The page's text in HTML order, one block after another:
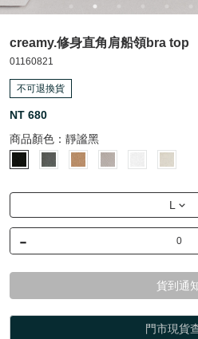
creamy.修身直角肩船領bra top
01160821
不可退換貨
NT 680
商品顏色： 靜謐黑
L
-
貨到通
門市現貨